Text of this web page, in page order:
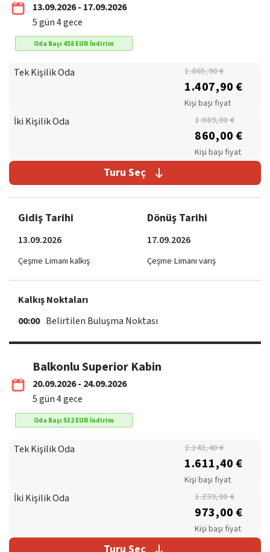
13.09.2026 - 17.09.2026
5gün4gece
Oda Başı 458 EUR İndirim
Tek Kişilik Oda 1.865,90 €
1.407,90 €
Kişi başı fiyat
İki Kişilik Oda 1.089,00 €
860,00 €
Kişi başı fiyat
Turu Seç
Gidiş Tarihi
13.09.2026
Çeşme Limanı kalkış
Dönüş Tarihi
17.09.2026
Çeşme Limanı varış
Kalkış Noktaları
00:00 Belirtilen Buluşma Noktası
Balkonlu Superior Kabin
20.09.2026 - 24.09.2026
5gün4gece
Oda Başı 532 EUR İndirim
Tek Kişilik Oda 2.143,40 €
1.611,40 €
Kişi başı fiyat
İki Kişilik Oda 1.239,00 €
973,00 €
Kişi başı fiyat